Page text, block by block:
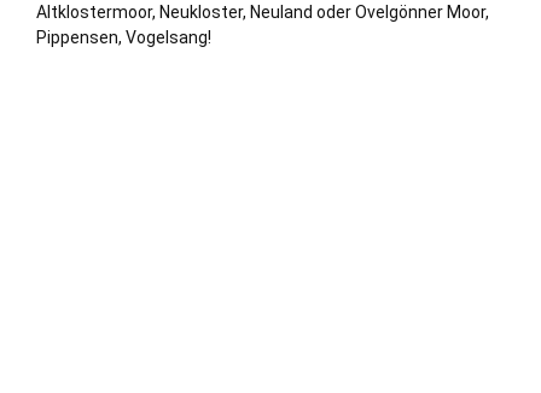
Altklostermoor, Neukloster, Neuland oder Ovelgönner Moor,
Pippensen, Vogelsang!